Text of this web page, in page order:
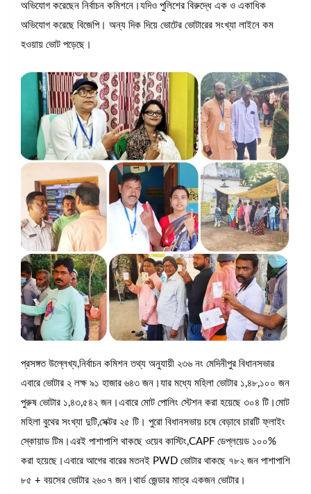
অভিযোগ করেছেন নির্বাচন কমিশনে।যদিও পুলিশের বিরুদ্ধে এক ও একাধিক
অভিযোগ করেছে বিজেপি। অন্য দিক দিয়ে ভোটের ভোটারের সংখ্যা লাইনে কম
হওয়ায় ভোট পড়েছে।
প্রসঙ্গত উল্লেখ্য,নির্বাচন কমিশন তথ্য অনুযায়ী ২৩৬ নং মেদিনীপুর বিধানসভার
এবারে ভোটার ২ লক্ষ ৯১ হাজার ৬৪৩ জন।যার মধ্যে মহিলা ভোটার ১,৪৮,১০০ জন
পুরুষ ভোটার ১,৪৩,৫৪২ জন।এবারে মোট পোলিং স্টেশন করা হয়েছে ৩০৪ টি।মোট
মহিলা বুথের সংখ্যা দুটি,সেক্টর ২৫ টি। পুরো বিধানসভায় চষে বেড়াবে চারটি ফ্লাইং
স্কোয়াড টিম।এরই পাশাপাশি থাকছে ওয়েব কাস্টিং,CAPF ডেপ্লয়েড ১০০%
করা হয়েছে।এবারে আগের বারের মতনই PWD ভোটার থাকছে ৭৮২ জন পাশাপাশি
৮৫ + বয়সের ভোটার ২৬০৭ জন।থার্ড জেন্ডার মাত্র একজন ভোটার।